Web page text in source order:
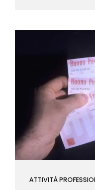
ATTIVITÀ